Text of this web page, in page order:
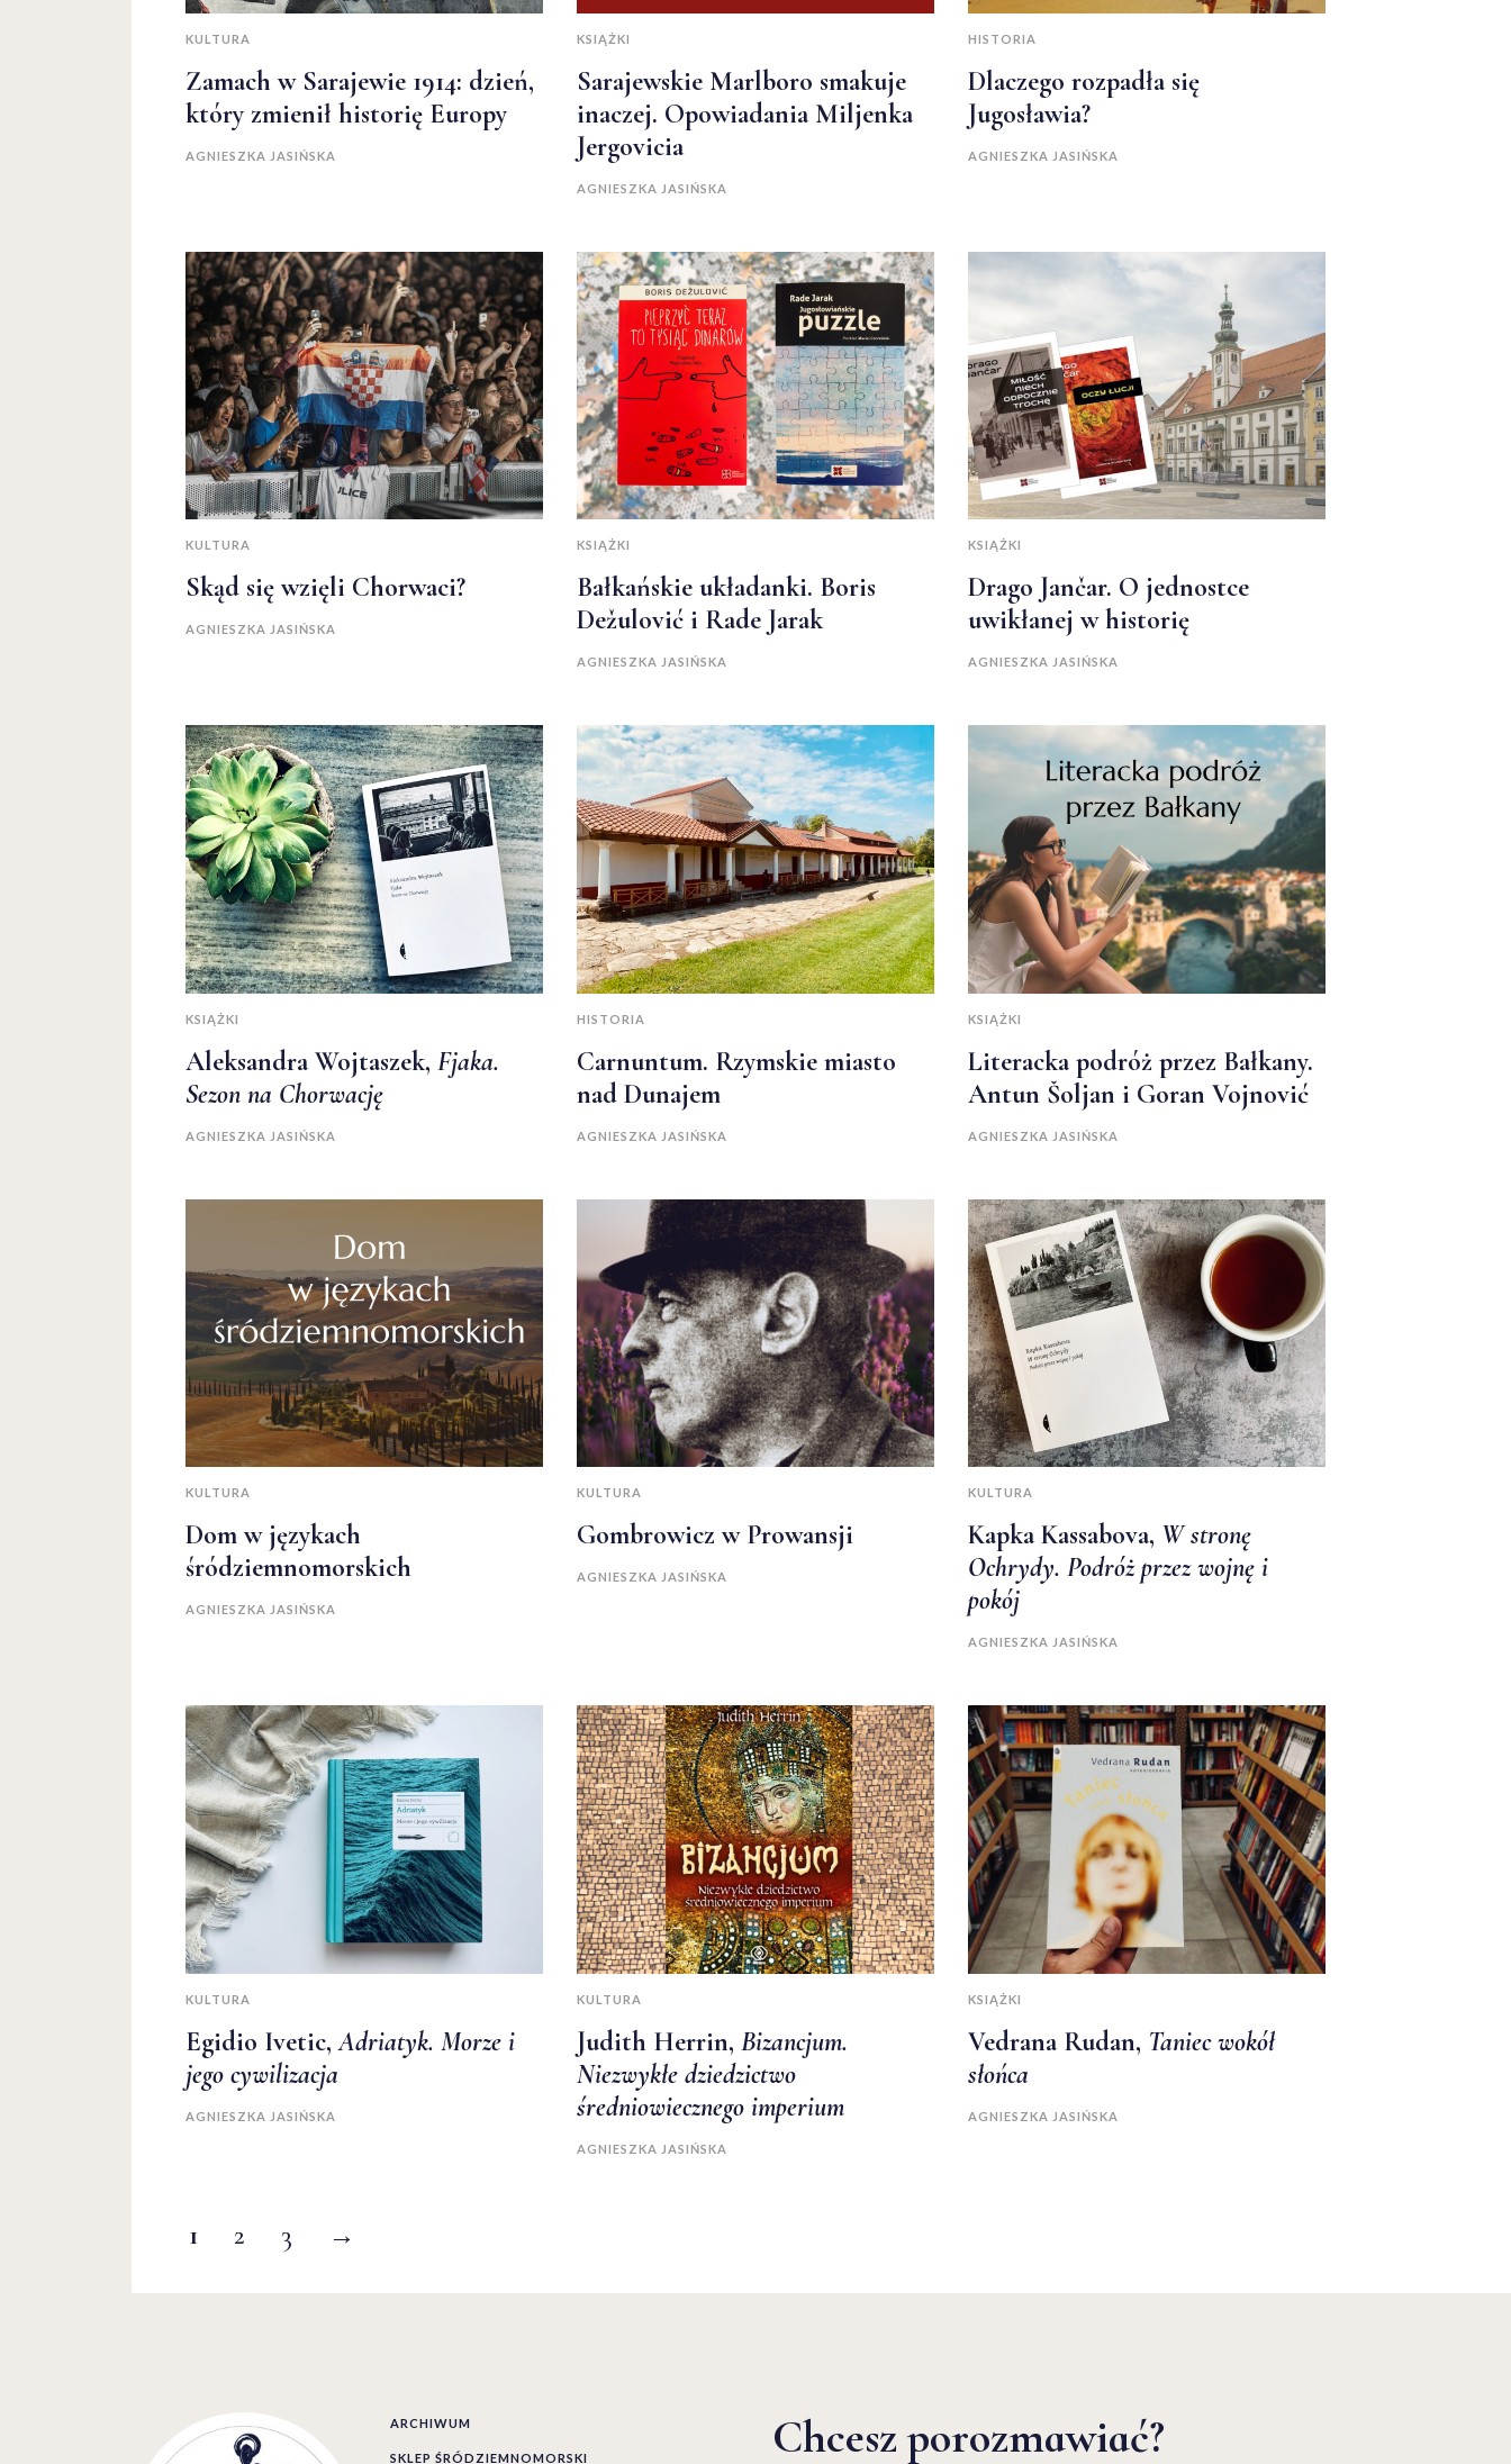
KULTURA
Zamach w Sarajewie 1914: dzień,
który zmienił historię Europy
AGNIESZKA JASIŃSKA
KSIĄŻKI
Sarajewskie Marlboro smakuje
inaczej. Opowiadania Miljenka
Jergovicia
AGNIESZKA JASIŃSKA
HISTORIA
Dlaczego rozpadła się
Jugosławia?
AGNIESZKA JASIŃSKA
KULTURA
Skąd się wzięli Chorwaci?
AGNIESZKA JASIŃSKA
KSIĄŻKI
Bałkańskie układanki. Boris
Dežulović i Rade Jarak
AGNIESZKA JASIŃSKA
KSIĄŻKI
Drago Jančar. O jednostce
uwikłanej w historię
AGNIESZKA JASIŃSKA
KSIĄŻKI
Aleksandra Wojtaszek, Fjaka.
Sezon na Chorwację
AGNIESZKA JASIŃSKA
HISTORIA
Carnuntum. Rzymskie miasto
nad Dunajem
AGNIESZKA JASIŃSKA
KSIĄŻKI
Literacka podróż przez Bałkany.
Antun Šoljan i Goran Vojnović
AGNIESZKA JASIŃSKA
KULTURA
Dom w językach
śródziemnomorskich
AGNIESZKA JASIŃSKA
KULTURA
Gombrowicz w Prowansji
AGNIESZKA JASIŃSKA
KULTURA
Kapka Kassabova, W stronę
Ochrydy. Podróż przez wojnę i
pokój
AGNIESZKA JASIŃSKA
KULTURA
Egidio Ivetic,Adriatyk. Morze i
jego cywilizacja
AGNIESZKA JASIŃSKA
KULTURA
Judith Herrin, Bizancjum.
Niezwykłe dziedzictwo
średniowiecznego imperium
AGNIESZKA JASIŃSKA
KSIĄŻKI
Vedrana Rudan, Taniec wokół
słońca
AGNIESZKA JASIŃSKA
1 2 3 →
Chcesz porozmawiać?
ARCHIWUM
SKLEP ŚRÓDZIEMNOMORSKI